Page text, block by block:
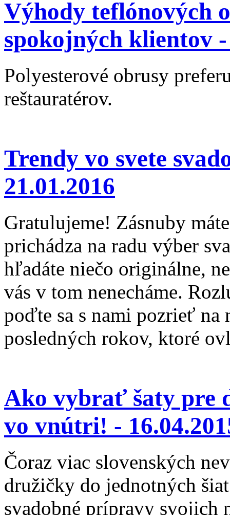
Výhody teflónových
spokojných klientov
Polyesterové obrusy
reštauratérov.
Trendy vo svete
21.01.2016
Gratulujeme! Zásnuby
prichádza na radu výber
hľadáte niečo originálne,
vás v tom nenecháme.
poďte sa s nami pozrieť na
posledných rokov, ktoré
Ako vybrať šaty pre
vo vnútri! -
Čoraz viac slovenských
družičky do jednotných
svadobné prípravy svojich